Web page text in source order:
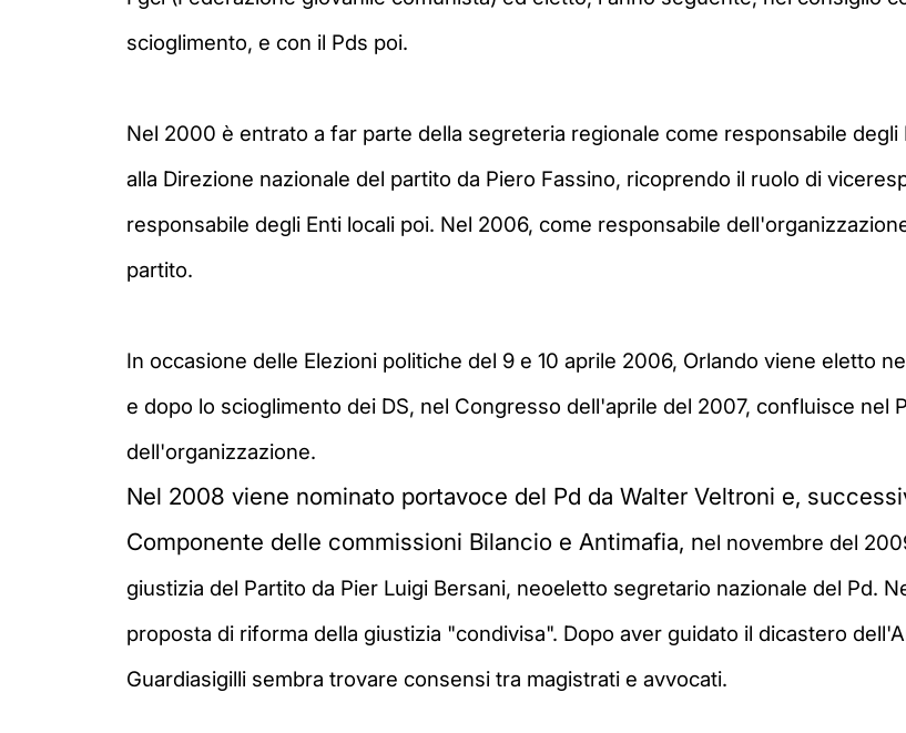
scioglimento, e con il Pds poi.
Nel 2000 è entrato a far parte della segreteria regionale come responsabile degli
alla Direzione nazionale del partito da Piero Fassino, ricoprendo il ruolo di
responsabile degli Enti locali poi. Nel 2006, come responsabile
partito.
In occasione delle Elezioni politiche del 9 e 10 aprile 2006, Orlando viene eletto
e dopo lo scioglimento dei DS, nel Congresso dell'aprile del 2007, confluisce nel
dell'organizzazione.
Nel 2008 viene nominato portavoce del Pd da Walter Veltroni e,
Componente delle commissioni Bilancio e Antimafia, nel novembre del
giustizia del Partito da Pier Luigi Bersani, neoeletto segretario nazionale del Pd.
proposta di riforma della giustizia "condivisa". Dopo aver guidato il dicastero
Guardiasigilli sembra trovare consensi tra magistrati e avvocati.